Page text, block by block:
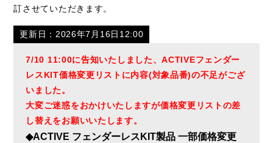
訂させていただきます。
更新日：2026年7月16日12:00
7/10 11:00に告知いたしました、ACTIVEフェンダー
レスKIT価格変更リストに内容(対象品番)の不足がござ
いました。
大変ご迷惑をおかけいたしますが価格変更リストの差
し替えをお願いいたします。
◆ACTIVE フェンダーレスKIT製品 一部価格変更